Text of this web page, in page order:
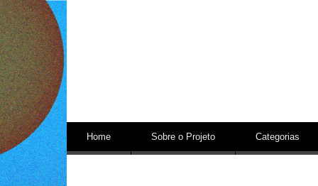
Pular para o conteúdo
Home Sobre o Projeto Categorias